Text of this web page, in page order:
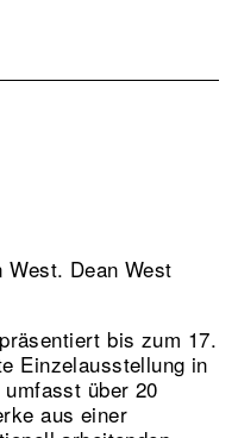
West. Dean West
bis zum 17.
Einzelausstellung in
über 20
aus einer